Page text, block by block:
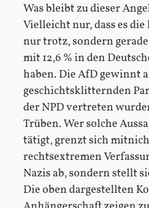
Was bleibt zu dieser
Vielleicht nur, dass es
nur trotz, sondern
mit 12,6 % in den
haben. Die AfD gewinnt
geschichtsklitternden
der NPD vertreten
Trüben. Wer solche
tätigt, grenzt sich
rechtsextremen
Nazis ab, sondern stellt
Die oben dargestellten